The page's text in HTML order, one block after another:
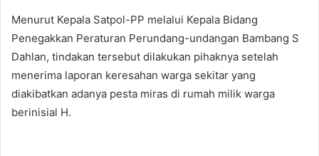
Menurut Kepala Satpol-PP melalui Kepala Bidang
Penegakkan Peraturan Perundang-undangan Bambang S
Dahlan, tindakan tersebut dilakukan pihaknya setelah
menerima laporan keresahan warga sekitar yang
diakibatkan adanya pesta miras di rumah milik warga
berinisial H.